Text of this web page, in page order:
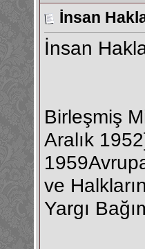
İnsan
İnsan
Birleşmiş
Aralık
ve
Yargı